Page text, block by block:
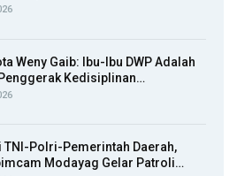
Weny Gaib: Ibu-Ibu DWP Adalah
Kedisiplinan…
TNI-Polri-Pemerintah Daerah,
Modayag Gelar Patroli…